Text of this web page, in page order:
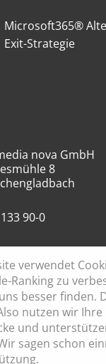
Microsoft365®
Exit-Strategie
nova GmbH
8
90-0
- 17:30
verwendet
Ranking zu
besser finden.
nutzen wir
und
sagen schon